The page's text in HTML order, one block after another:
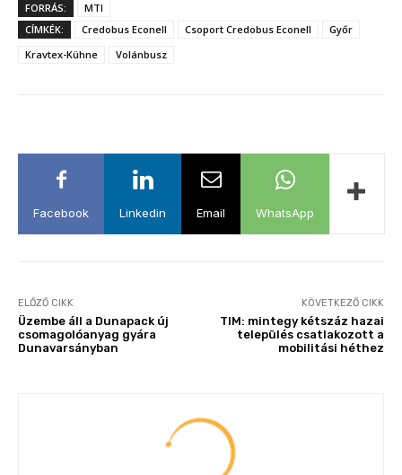
FORRÁS:
MTI
CÍMKÉK:
Credobus Econell Csoport Credobus Econell
Győr
Kravtex-Kühne
Volánbusz
Facebook Linkedin Email WhatsApp
ELŐZŐ CIKK
Üzembe áll a Dunapack új
csomagolóanyag gyára
Dunavarsányban
KÖVETKEZŐ CIKK
TIM: mintegy kétszáz hazai
település csatlakozott a
mobilitási héthez